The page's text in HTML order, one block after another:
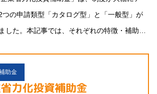
つの申請類型「カタログ型」と「一般型」が
した。本記事では、それぞれの特徴・補助内
やすく解説します。中小企
助金